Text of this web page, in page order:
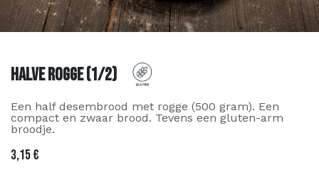
Halve Rogge (1/2)
Een half desembrood met rogge (500 gram). Een
compact en zwaar brood. Tevens een gluten-arm
broodje.
3,15€